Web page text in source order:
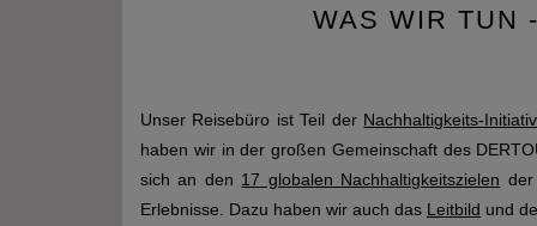
WAS WIR TUN
Unser Reisebüro ist Teil der Nachhaltigkeits-
haben wir in der großen Gemeinschaft des
sich an den 17 globalen Nachhaltigkeitszielen
Erlebnisse. Dazu haben wir auch das Leitbild und